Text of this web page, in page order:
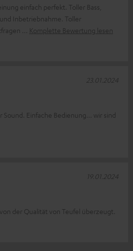
einfach perfekt. Toller Bass,
Inbetriebnahme. Toller
Komplette Bewertung lesen
Sound. Einfache Bedienung... wir sind
23.01.2024
der Qualität von Teufel überzeugt.
19.01.2024